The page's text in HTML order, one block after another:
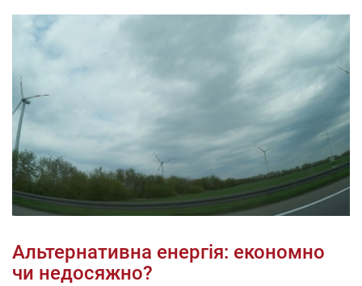
Альтернативна енергія: економно
чи недосяжно?